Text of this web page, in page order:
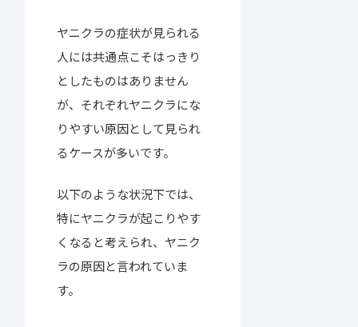
ヤニクラの症状が見られる
人には共通点こそはっきり
としたものはありません
が、それぞれヤニクラにな
りやすい原因として見られ
るケースが多いです。
以下のような状況下では、
特にヤニクラが起こりやす
くなると考えられ、ヤニク
ラの原因と言われていま
す。